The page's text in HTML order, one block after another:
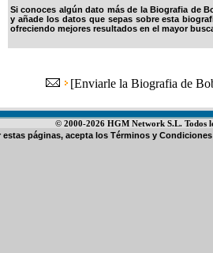
Si conoces algún dato más de la Biografia de
y añade los datos que sepas sobre esta
ofreciendo mejores resultados en el mayor
[Enviarle la Biografia de
© 2000-2026 HGM Network S.L. Todos
estas páginas, acepta los Términos y